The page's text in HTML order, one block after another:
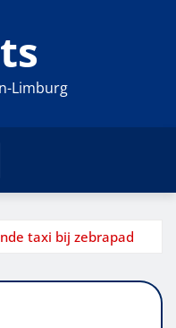
Limburg
taxi bij zebrapad